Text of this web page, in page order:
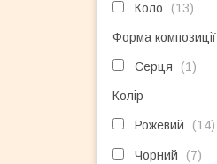
Коло 13
Форма композиції
Серця 1
Колір
Рожевий 14
Чорний 7